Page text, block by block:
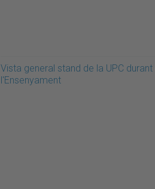
Vista general stand de la UPC
l'Ensenyament